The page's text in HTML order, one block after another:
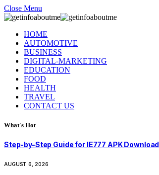
Close Menu
HOME
AUTOMOTIVE
BUSINESS
DIGITAL-MARKETING
EDUCATION
FOOD
HEALTH
TRAVEL
CONTACT US
What's Hot
Step-by-Step Guide for IE777 APK Download
AUGUST 6, 2026